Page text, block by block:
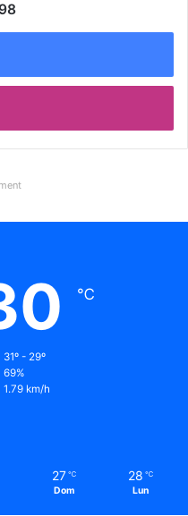
℃
31º - 29º
69%
1.79 km/h
27 ℃
Dom
28 ℃
Lun